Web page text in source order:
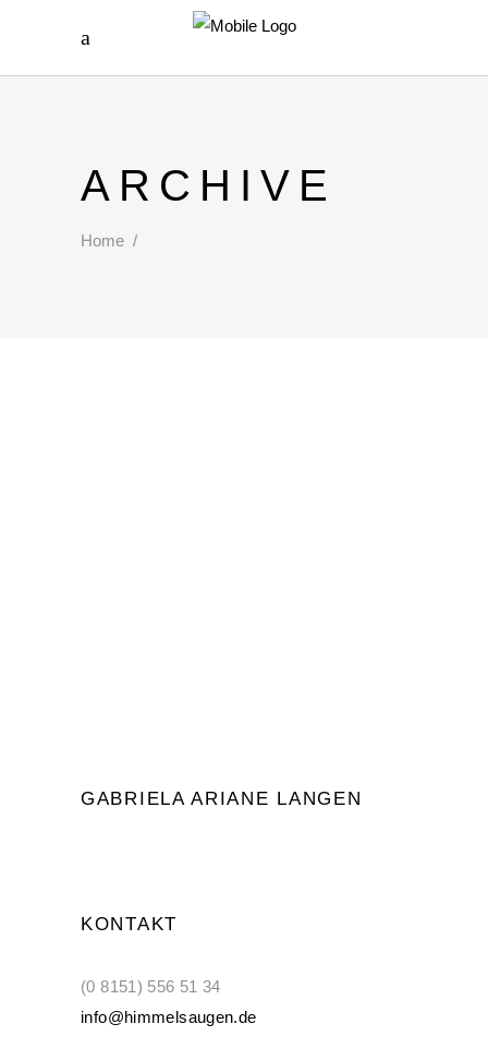
ARCHIVE
Home /
GABRIELA ARIANE LANGEN
KONTAKT
(0 8151) 556 51 34
info@himmelsaugen.de